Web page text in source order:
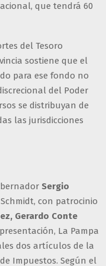
que tendrá 60
del Tesoro
sostiene que el
para ese fondo no
del Poder
se distribuyan de
las jurisdicciones
Sergio
con patrocinio
Gerardo Conte
La Pampa
dos artículos de la
Impuestos. Según el